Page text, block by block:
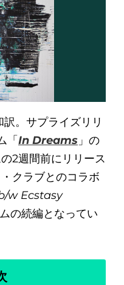
。サプライズリリ
「 In Dreams 」の
2週間前にリリース
クラブとのコラボ
w Ecstasy
の続編となってい